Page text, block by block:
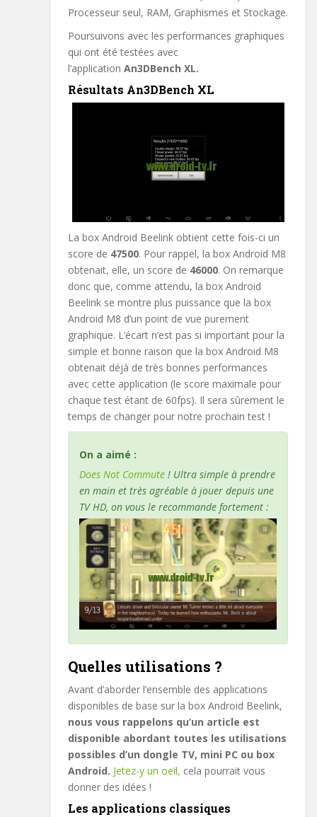
Processeur seul, RAM, Graphismes et Stockage.
Poursuivons avec les performances graphiques
qui ont été testées avec
l’application An3DBench XL.
Résultats An3DBench XL
La box Android Beelink obtient cette fois-ci un
score de 47500. Pour rappel, la box Android M8
obtenait, elle, un score de 46000. On remarque
donc que, comme attendu, la box Android
Beelink se montre plus puissance que la box
Android M8 d’un point de vue purement
graphique. L’écart n’est pas si important pour la
simple et bonne raison que la box Android M8
obtenait déjà de très bonnes performances
avec cette application (le score maximale pour
chaque test étant de 60fps). Il sera sûrement le
temps de changer pour notre prochain test !
On a aimé :
Does Not Commute ! Ultra simple à prendre
en main et très agréable à jouer depuis une
TV HD, on vous le recommande fortement :
Quelles utilisations ?
Avant d’aborder l’ensemble des applications
disponibles de base sur la box Android Beelink,
nous vous rappelons qu’un article est
disponible abordant toutes les utilisations
possibles d’un dongle TV, mini PC ou box
Android. Jetez-y un oeil, cela pourrait vous
donner des idées !
Les applications classiques